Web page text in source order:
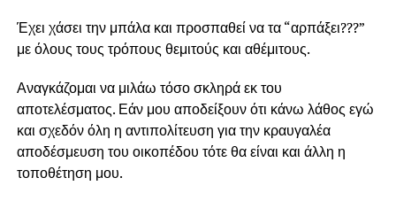
Έχει χάσει την μπάλα και προσπαθεί να τα “αρπάξει???”
με όλους τους τρόπους θεμιτούς και αθέμιτους.
Αναγκάζομαι να μιλάω τόσο σκληρά εκ του
αποτελέσματος. Εάν μου αποδείξουν ότι κάνω λάθος εγώ
και σχεδόν όλη η αντιπολίτευση για την κραυγαλέα
αποδέσμευση του οικοπέδου τότε θα είναι και άλλη η
τοποθέτηση μου.